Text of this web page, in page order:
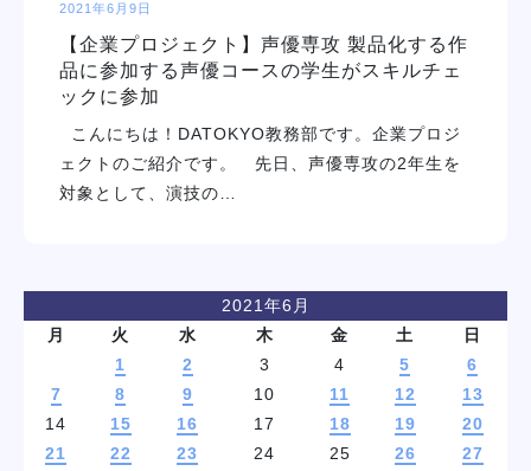
2021年6月9日
【企業プロジェクト】声優専攻 製品化する作
品に参加する声優コースの学生がスキルチェ
ックに参加
こんにちは！DATOKYO教務部です。企業プロジ
ェクトのご紹介です。 先日、声優専攻の2年生を
対象として、演技の…
2021年6月
月
火 水 木 金 土 日
1 2 3 4 5
6
7
8 9 10 11 12
13
14
15 16 17 18 19
20
21
22 23 24 25 26
27
就職・デビュー
入学案内
スクールライフ